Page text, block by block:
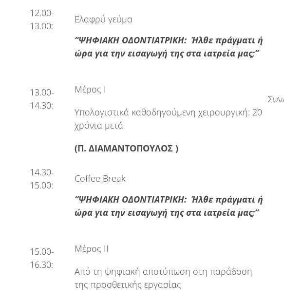
12.00-
13.00:
Ελαφρύ γεύμα
13.00-
14.30:
“ΨΗΦΙΑΚΗ ΟΔΟΝΤΙΑΤΡΙΚΗ: Ήλθε πράγματι ή
ώρα για την εισαγωγή της στα ιατρεία μας;”
Μέρος Ι
Υπολογιστικά καθοδηγούμενη χειρουργική: 20
χρόνια μετά
(Π. ΔΙΑΜΑΝΤΟΠΟΥΛΟΣ )
14.30-
15.00:
Coffee Break
15.00-
16.30:
“ΨΗΦΙΑΚΗ ΟΔΟΝΤΙΑΤΡΙΚΗ: Ήλθε πράγματι ή
ώρα για την εισαγωγή της στα ιατρεία μας;”
Μέρος ΙΙ
Από τη ψηφιακή αποτύπωση στη παράδοση
της προσθετικής εργασίας